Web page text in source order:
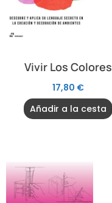
Vivir Los Colores
17,80 €
Añadir a la cesta